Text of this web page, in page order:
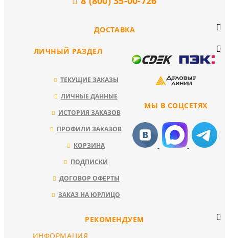
ДОСТАВКА
МЫ В СОЦСЕТЯХ
ЛИЧНЫЙ РАЗДЕЛ
ТЕКУЩИЕ ЗАКАЗЫ
ЛИЧНЫЕ ДАННЫЕ
ИСТОРИЯ ЗАКАЗОВ
ПРОФИЛИ ЗАКАЗОВ
КОРЗИНА
ПОДПИСКИ
ДОГОВОР ОФЕРТЫ
ЗАКАЗ НА ЮРЛИЦО
РЕКОМЕНДУЕМ
ИНФОРМАЦИЯ